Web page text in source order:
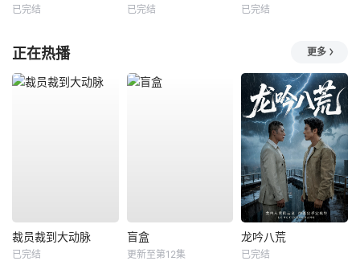
已完结 已完结 已完结
正在热播 更多
裁员裁到大动脉
已完结
盲盒
更新至第12集
龙吟八荒
已完结